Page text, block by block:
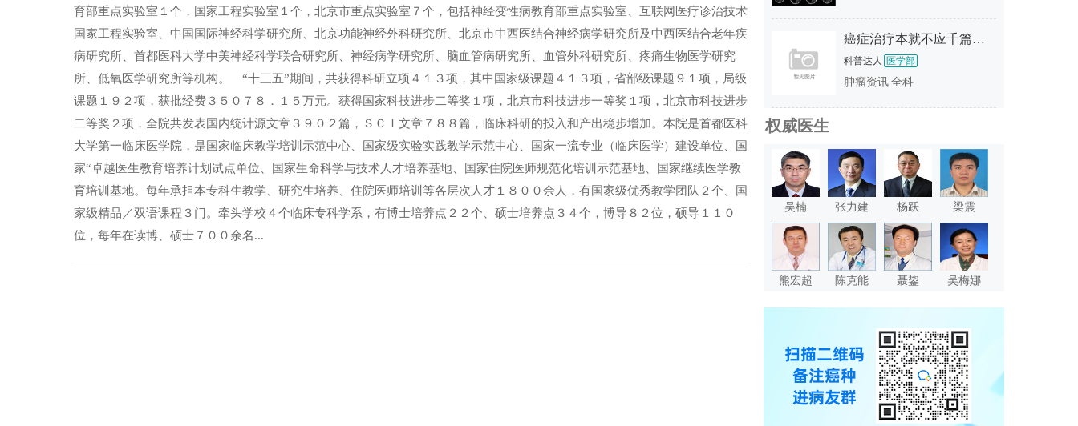
育部重点实验室１个，国家工程实验室１个，北京市重点实验室７个，包括神经变性病教育部重点实验室、互联网医疗诊治技术
国家工程实验室、中国国际神经科学研究所、北京功能神经外科研究所、北京市中西医结合神经病学研究所及中西医结合老年疾
病研究所、首都医科大学中美神经科学联合研究所、神经病学研究所、脑血管病研究所、血管外科研究所、疼痛生物医学研究
所、低氧医学研究所等机构。 “十三五”期间，共获得科研立项４１３项，其中国家级课题４１３项，省部级课题９１项，局级
课题１９２项，获批经费３５０７８．１５万元。获得国家科技进步二等奖１项，北京市科技进步一等奖１项，北京市科技进步
二等奖２项，全院共发表国内统计源文章３９０２篇，ＳＣＩ文章７８８篇，临床科研的投入和产出稳步增加。本院是首都医科
大学第一临床医学院，是国家临床教学培训示范中心、国家级实验实践教学示范中心、国家一流专业（临床医学）建设单位、国
家“卓越医生教育培养计划试点单位、国家生命科学与技术人才培养基地、国家住院医师规范化培训示范基地、国家继续医学教
育培训基地。每年承担本专科生教学、研究生培养、住院医师培训等各层次人才１８００余人，有国家级优秀教学团队２个、国
家级精品／双语课程３门。牵头学校４个临床专科学系，有博士培养点２２个、硕士培养点３４个，博导８２位，硕导１１０
位，每年在读博、硕士７００余名...
癌症治疗本就不应千篇一律，揭秘mRNA癌症疫苗XH001，AI定制的专属“抗癌护卫”
科普达人 医学部
肿瘤资讯 全科
权威医生
吴楠 张力建 杨跃 梁震
熊宏超 陈克能 聂鋆 吴梅娜